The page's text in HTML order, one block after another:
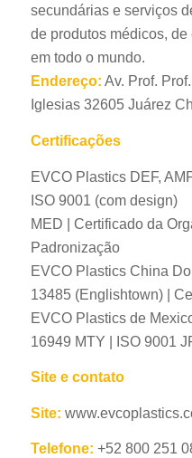
secundárias e serviços
de produtos médicos,
em todo o mundo.
Endereço: Av. Prof.
Iglesias 32605 Juárez
Certificações
EVCO Plastics DEF,
ISO 9001 (com design)
MED | Certificado da
Padronização
EVCO Plastics China
13485 (Englishtown) |
EVCO Plastics de
16949 MTY | ISO 9001
Site e contato
Site:
Telefone: +52 800 251